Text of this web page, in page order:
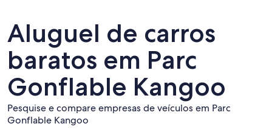
Aluguel de carros
baratos em Parc
Gonflable Kangoo
Pesquise e compare empresas de veículos em Parc
Gonflable Kangoo